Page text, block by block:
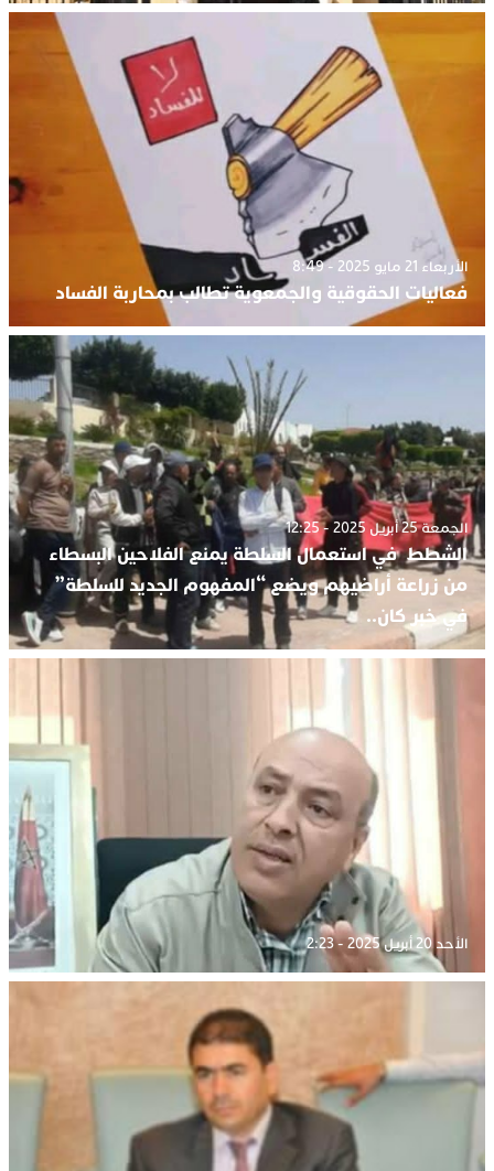
الأربعاء 21 مايو 2025 - 8:49
فعاليات الحقوقية والجمعوية تطالب بمحاربة الفساد
الجمعة 25 أبريل 2025 - 12:25
الشطط في استعمال السلطة يمنع الفلاحين البسطاء
من زراعة أراضيهم ويضع “المفهوم الجديد للسلطة”
في خبر كان..
الأحد 20 أبريل 2025 - 2:23